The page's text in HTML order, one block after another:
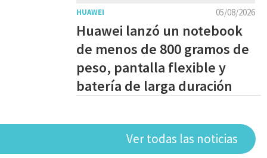
05/08/2026
HUAWEI
Huawei lanzó un notebook
de menos de 800 gramos de
peso, pantalla flexible y
batería de larga duración
Ver todas las noticias